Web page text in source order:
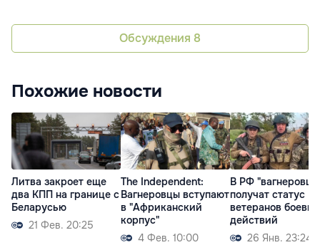
Обсуждения 8
Похожие новости
Литва закроет еще
два КПП на границе с
Беларусью
21 Фев. 20:25
The Independent:
Вагнеровцы вступают
в "Африканский
корпус"
4 Фев. 10:00
В РФ
получат статус
ветеранов боевых
действий
26 Янв. 23:24